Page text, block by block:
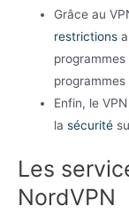
Grâce au
restrictions
programmes
Enfin, le
lasécurité
Les
NordVPN